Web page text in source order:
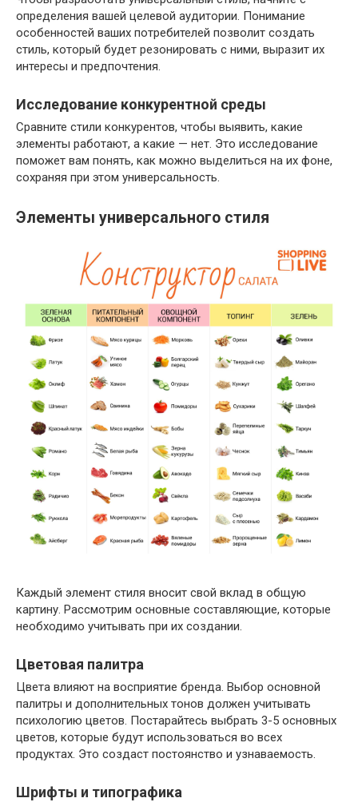
определения вашей целевой аудитории. Понимание
особенностей ваших потребителей позволит создать
стиль, который будет резонировать с ними, выразит их
интересы и предпочтения.
Исследование конкурентной среды
Сравните стили конкурентов, чтобы выявить, какие
элементы работают, а какие — нет. Это исследование
поможет вам понять, как можно выделиться на их фоне,
сохраняя при этом универсальность.
Элементы универсального стиля
Каждый элемент стиля вносит свой вклад в общую
картину. Рассмотрим основные составляющие, которые
необходимо учитывать при их создании.
Цветовая палитра
Цвета влияют на восприятие бренда. Выбор основной
палитры и дополнительных тонов должен учитывать
психологию цветов. Постарайтесь выбрать 3-5 основных
цветов, которые будут использоваться во всех
продуктах. Это создаст постоянство и узнаваемость.
Шрифты и типографика